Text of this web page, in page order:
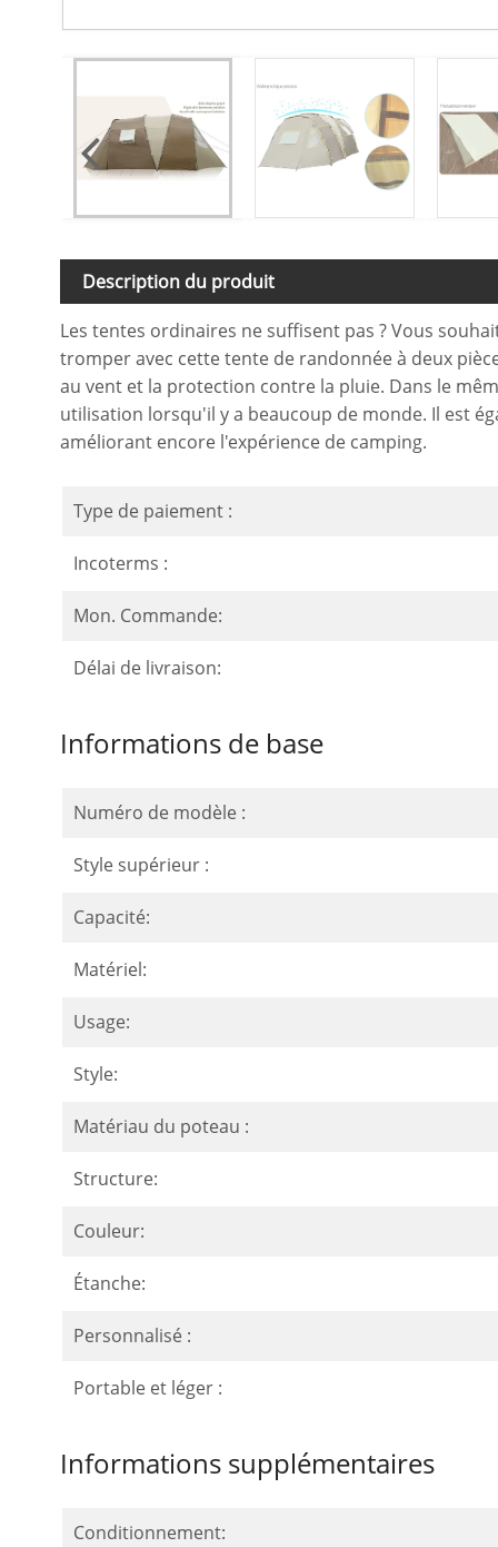
Description du produit
Les tentes ordinaires ne suffisent pas ? Vous
tromper avec cette tente de randonnée à deux
au vent et la protection contre la pluie. Dans le
utilisation lorsqu'il y a beaucoup de monde. Il est
améliorant encore l'expérience de camping.
Type de paiement :
Incoterms :
Mon. Commande:
Délai de livraison:
Informations de base
Numéro de modèle :
Style supérieur :
Capacité:
Matériel:
Usage:
Style:
Matériau du poteau :
Structure:
Couleur:
Étanche:
Personnalisé :
Portable et léger :
Informations supplémentaires
Conditionnement: